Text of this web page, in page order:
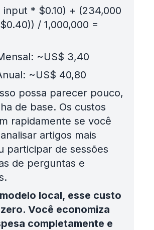
input * $0.10) + (234,000
/ 1,000,000 =
~US$ 3,40
~US$ 40,80
possa parecer pouco,
de base. Os custos
rapidamente se você
artigos mais
participar de sessões
de perguntas e
local, esse custo
Você economiza
completamente e